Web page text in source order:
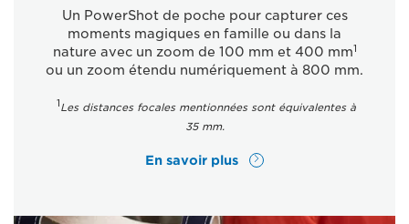
Un PowerShot de poche pour capturer ces
moments magiques en famille ou dans la
nature avec un zoom de 100 mm et 400 mm1
ou un zoom étendu numériquement à 800 mm.
1 Les distances focales mentionnées sont équivalentes à
35 mm.
En savoir plus